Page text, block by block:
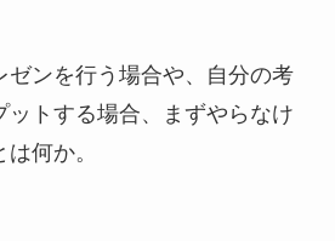
ゼンを行う場合や、自分の考
ットする場合、まずやらなけ
何か。